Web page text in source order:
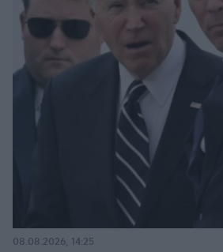
08.08.2026, 14:25